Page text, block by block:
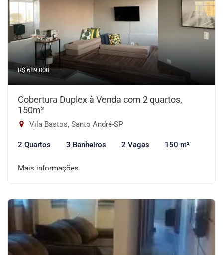
R$ 689.000
Cobertura Duplex à Venda com 2 quartos,
150m²
Vila Bastos, Santo André-SP
2 Quartos 3 Banheiros 2 Vagas 150 m²
Mais informações